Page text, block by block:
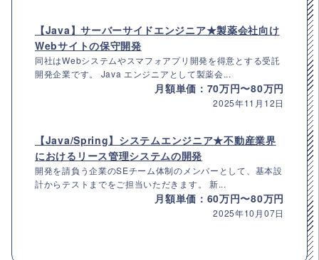
【Java】サーバーサイドエンジニア★製薬会社向け
Webサイトの保守開発
同社はWebシステムやスマフォアプリ開発を得意とする受託
開発企業です。 Java エンジニアとして製薬会...
月額単価：70万円〜80万円
2025年11月12日
【Java/Spring】システムエンジニア★不動産業界
におけるリース管理システムの開発
開発を請負う企業のSEチーム体制のメンバーとして、基本設
計からテストまでをご担当いただきます。 新...
月額単価：60万円〜80万円
2025年10月07日